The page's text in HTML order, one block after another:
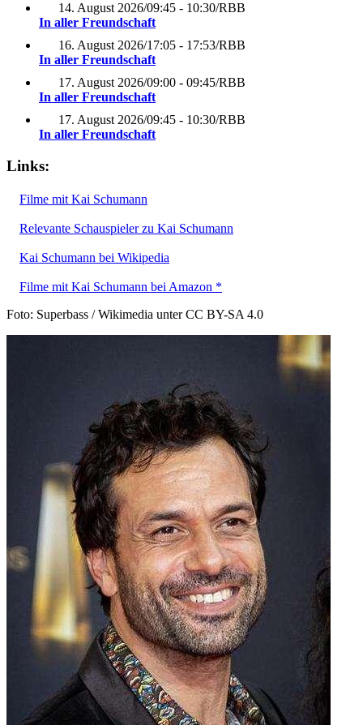
14. August 2026/09:45 - 10:30/RBB
In aller Freundschaft
16. August 2026/17:05 - 17:53/RBB
In aller Freundschaft
17. August 2026/09:00 - 09:45/RBB
In aller Freundschaft
17. August 2026/09:45 - 10:30/RBB
In aller Freundschaft
Links:
Filme mit Kai Schumann
Relevante Schauspieler zu Kai Schumann
Kai Schumann bei Wikipedia
Filme mit Kai Schumann bei Amazon *
Foto: Superbass / Wikimedia unter CC BY-SA 4.0